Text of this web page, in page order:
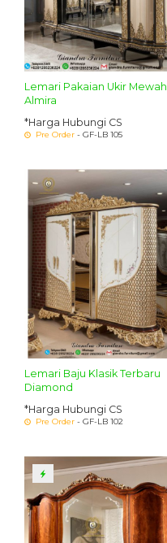
Lemari Pakaian Ukir Mewah
Almira
*Harga Hubungi CS
Pre Order - GF-LB 105
Lemari Baju Klasik Terbaru
Diamond
*Harga Hubungi CS
Pre Order - GF-LB 102